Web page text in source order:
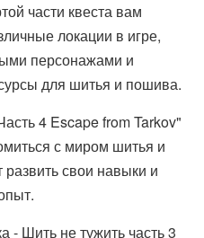
части квеста вам
локации в игре,
персонажами и
для шитья и пошива.
4 Escape from Tarkov"
с миром шитья и
свои навыки и
- Шить не тужить часть 3